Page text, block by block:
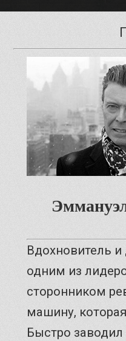
Вдохновитель
одним из
сторонником
машину,
Быстро заводил